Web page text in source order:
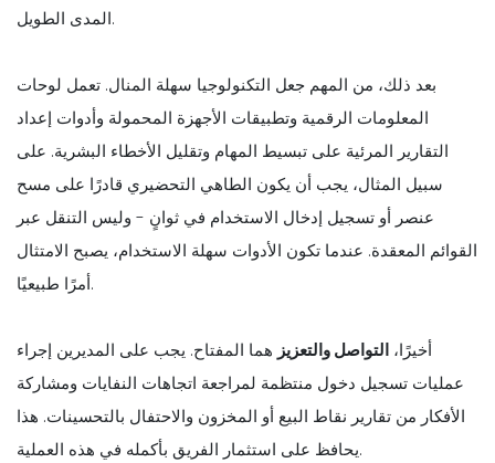
المدى الطويل.
بعد ذلك، من المهم جعل التكنولوجيا سهلة المنال. تعمل لوحات
المعلومات الرقمية وتطبيقات الأجهزة المحمولة وأدوات إعداد
التقارير المرئية على تبسيط المهام وتقليل الأخطاء البشرية. على
سبيل المثال، يجب أن يكون الطاهي التحضيري قادرًا على مسح
عنصر أو تسجيل إدخال الاستخدام في ثوانٍ - وليس التنقل عبر
القوائم المعقدة. عندما تكون الأدوات سهلة الاستخدام، يصبح الامتثال
أمرًا طبيعيًا.
أخيرًا، التواصل والتعزيز هما المفتاح. يجب على المديرين إجراء
عمليات تسجيل دخول منتظمة لمراجعة اتجاهات النفايات ومشاركة
الأفكار من تقارير نقاط البيع أو المخزون والاحتفال بالتحسينات. هذا
يحافظ على استثمار الفريق بأكمله في هذه العملية.